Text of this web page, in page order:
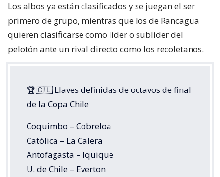
Los albos ya están clasificados y se juegan el ser
primero de grupo, mientras que los de Rancagua
quieren clasificarse como líder o sublíder del
pelotón ante un rival directo como los recoletanos.
🏆🇨🇱 Llaves definidas de octavos de final
de la Copa Chile
Coquimbo – Cobreloa
Católica – La Calera
Antofagasta – Iquique
U. de Chile – Everton